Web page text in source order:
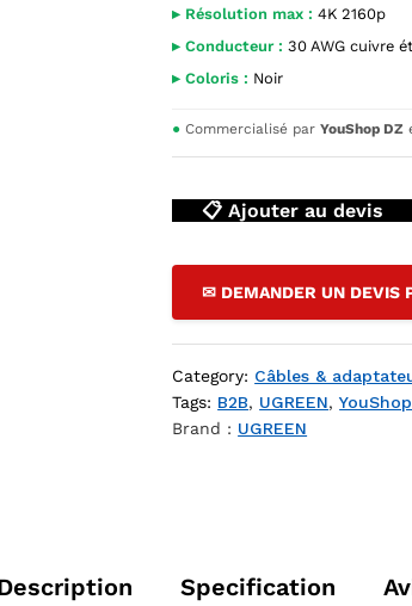
10129 — YouShop DZ
▸ Résolution max : 4K 2160p
▸ Conducteur : 30 AWG cuivre
▸ Coloris : Noir
● Commercialisé parYouShop DZ
📋 Ajouter au devis
✉ DEMANDER UN DEVIS
Category: Câbles &
Tags: B2B, UGREEN,
Brand : UGREEN
Specification